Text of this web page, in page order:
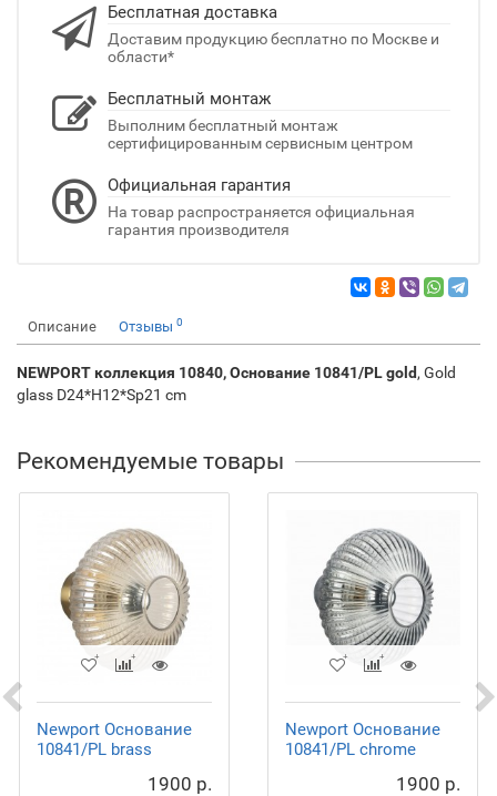
Бесплатная доставка
Доставим продукцию бесплатно по Москве и
области*
Бесплатный монтаж
Выполним бесплатный монтаж
сертифицированным сервисным центром
Официальная гарантия
На товар распространяется официальная
гарантия производителя
Описание Отзывы 0
NEWPORT коллекция 10840, Основание 10841/PL gold, Gold
glass D24*H12*Sp21 cm
Рекомендуемые товары
Newport Основание
10841/PL brass
1900 р.
Newport Основание
10841/PL chrome
1900 р.